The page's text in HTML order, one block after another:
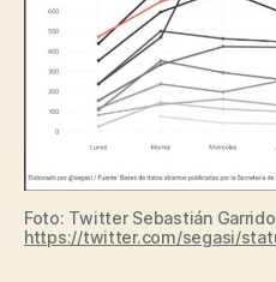
Foto: Twitter Sebastián
https://twitter.com/segasi/